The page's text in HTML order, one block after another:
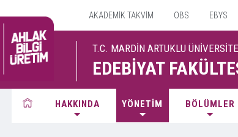
AKADEMİK TAKVİM OBS EBYS
T.C. MARDİN ARTUKLU
EDEBİYAT
HAKKINDA YÖNETİM BÖLÜMLER